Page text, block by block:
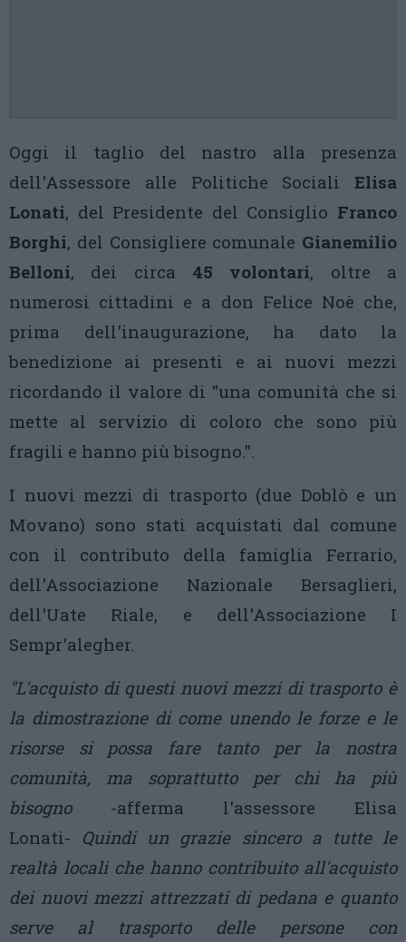
Oggi il taglio del nastro alla presenza
dell'Assessore alle Politiche Sociali Elisa
Lonati, del Presidente del Consiglio Franco
Borghi, del Consigliere comunale Gianemilio
Belloni, dei circa 45 volontari, oltre a
numerosi cittadini e a don Felice Noè che,
prima dell'inaugurazione, ha dato la
benedizione ai presenti e ai nuovi mezzi
ricordando il valore di "una comunità che si
mette al servizio di coloro che sono più
fragili e hanno più bisogno.".
I nuovi mezzi di trasporto (due Doblò e un
Movano) sono stati acquistati dal comune
con il contributo della famiglia Ferrario,
dell'Associazione Nazionale Bersaglieri,
dell'Uate Riale, e dell'Associazione I
Sempr'alegher.
"L'acquisto di questi nuovi mezzi di trasporto è
la dimostrazione di come unendo le forze e le
risorse si possa fare tanto per la nostra
comunità, ma soprattutto per chi ha più
bisogno -afferma l'assessore Elisa
Lonati- Quindi un grazie sincero a tutte le
realtà locali che hanno contribuito all'acquisto
dei nuovi mezzi attrezzati di pedana e quanto
serve al trasporto delle persone con